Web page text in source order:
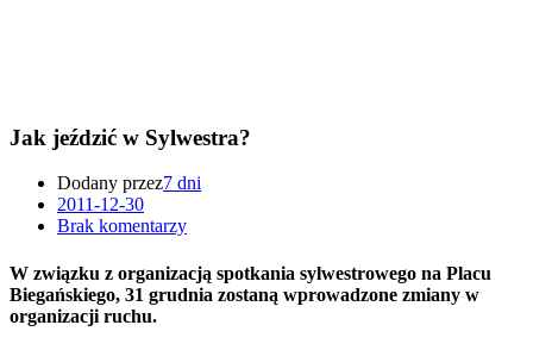
Jak jeździć w Sylwestra?
Dodany przez7 dni
2011-12-30
Brak komentarzy
W związku z organizacją spotkania sylwestrowego na Placu
Biegańskiego, 31 grudnia zostaną wprowadzone zmiany w
organizacji ruchu.